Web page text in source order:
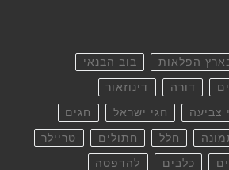
הפלאות בוב הבנאי
דורה דינוזאור
צביעה חגי ישראל חגים
חלל חתולים טריילר
כלבים להדפסה